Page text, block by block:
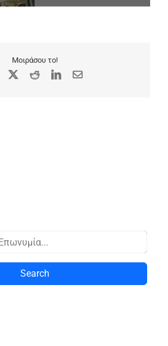
Μοιράσου το!
Facebook RedditLinkedIn
Email
Search